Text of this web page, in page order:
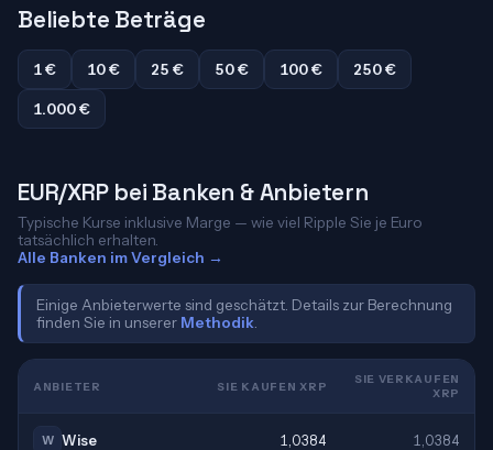
Beliebte Beträge
1 € 10 € 25 € 50 € 100 €
250 €
1.000 €
EUR/XRP bei Banken & Anbietern
Typische Kurse inklusive Marge — wie viel Ripple Sie je Euro
tatsächlich erhalten.
Alle Banken im Vergleich →
Einige Anbieterwerte sind geschätzt. Details zur Berechnung
finden Sie in unserer Methodik
ANBIETER SIE KAUFEN XRP
SIE VERKAUFEN
XRP
W Wise 1,0384 1,0384